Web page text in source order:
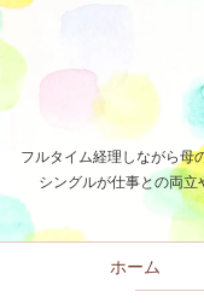
フルタイム経理しながら母
シングルが仕事との両
ホーム